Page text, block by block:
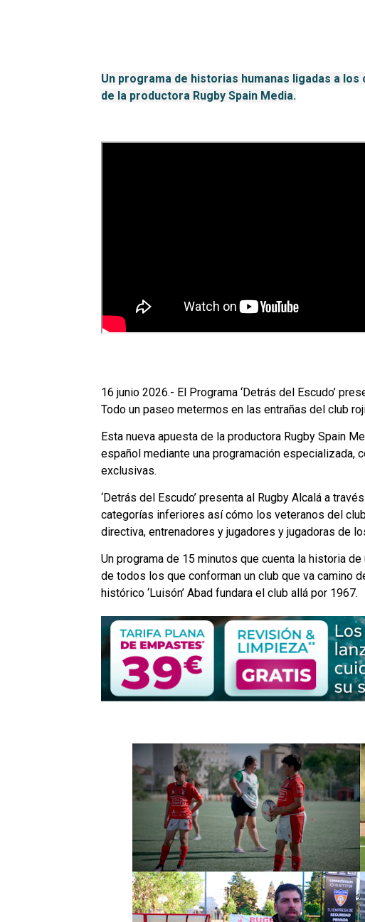
Un programa de historias humanas ligadas a
de la productora Rugby Spain Media.
16 junio 2026.- El Programa ‘Detrás del Escudo’
Todo un paseo metermos en las entrañas del club
Esta nueva apuesta de la productora Rugby Spain
español mediante una programación especializada,
exclusivas.
‘Detrás del Escudo’ presenta al Rugby Alcalá a
categorías inferiores así cómo los veteranos del
directiva, entrenadores y jugadores y jugadoras de
Un programa de 15 minutos que cuenta la historia
de todos los que conforman un club que va camino
histórico ‘Luisón’ Abad fundara el club allá por 1967.